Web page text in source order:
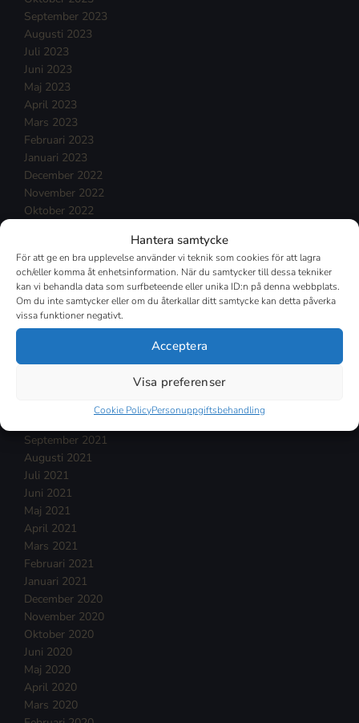
Hantera samtycke
För att ge en bra upplevelse använder vi teknik som cookies för att lagra
och/eller komma åt enhetsinformation. När du samtycker till dessa tekniker
kan vi behandla data som surfbeteende eller unika ID:n på denna webbplats.
Om du inte samtycker eller om du återkallar ditt samtycke kan detta påverka
vissa funktioner negativt.
Acceptera
Visa preferenser
Cookie PolicyPersonuppgiftsbehandling
September 2023
Augusti 2023
Juli 2023
Juni 2023
Maj 2023
April 2023
Mars 2023
Februari 2023
Januari 2023
December 2022
November 2022
Oktober 2022
Juli 2022
Juni 2022
Maj 2022
April 2022
November 2021
September 2021
Augusti 2021
Juli 2021
Juni 2021
Maj 2021
April 2021
Mars 2021
Februari 2021
Januari 2021
December 2020
November 2020
Oktober 2020
Juni 2020
Maj 2020
April 2020
Mars 2020